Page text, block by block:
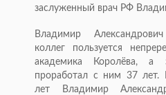
заслуженный врач РФ
Владимир
коллег пользуется
академика Королёва,
проработал с ним 37 лет.
лет Владимир